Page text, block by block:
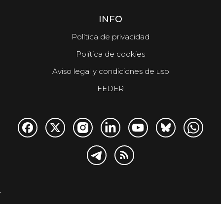
INFO
Política de privacidad
Política de cookies
Aviso legal y condiciones de uso
FEDER